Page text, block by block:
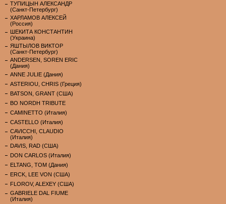
ТУПИЦЫН АЛЕКСАНДР
(Санкт-Петербург)
ХАРЛАМОВ АЛЕКСЕЙ
(Россия)
ШЕКИТА КОНСТАНТИН
(Украина)
ЯШТЫЛОВ ВИКТОР
(Санкт-Петербург)
ANDERSEN, SOREN ERIC
(Дания)
ANNE JULIE (Дания)
ASTERIOU, CHRIS (Греция)
BATSON, GRANT (США)
BO NORDH TRIBUTE
CAMINETTO (Италия)
CASTELLO (Италия)
CAVICCHI, CLAUDIO
(Италия)
DAVIS, RAD (США)
DON CARLOS (Италия)
ELTANG, TOM (Дания)
ERCK, LEE VON (США)
FLOROV, ALEXEY (США)
GABRIELE DAL FIUME
(Италия)